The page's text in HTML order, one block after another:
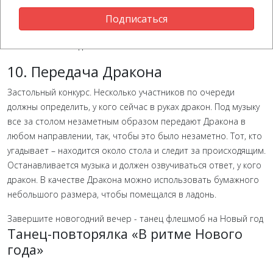
Если кто-то из участников не может подобрать комплимент,
пропускает ход, либо выбывает из конкурса. Победитель –
10. Передача Дракона
Застольный конкурс. Несколько участников по очереди
должны определить, у кого сейчас в руках дракон. Под музыку
все за столом незаметным образом передают Дракона в
любом направлении, так, чтобы это было незаметно. Тот, кто
угадывает – находится около стола и следит за происходящим.
Останавливается музыка и должен озвучиваться ответ, у кого
дракон. В качестве Дракона можно использовать бумажного
небольшого размера, чтобы помещался в ладонь.
Завершите новогодний вечер - танец флешмоб на Новый год
Танец-повторялка «В ритме Нового
года»
Подписаться